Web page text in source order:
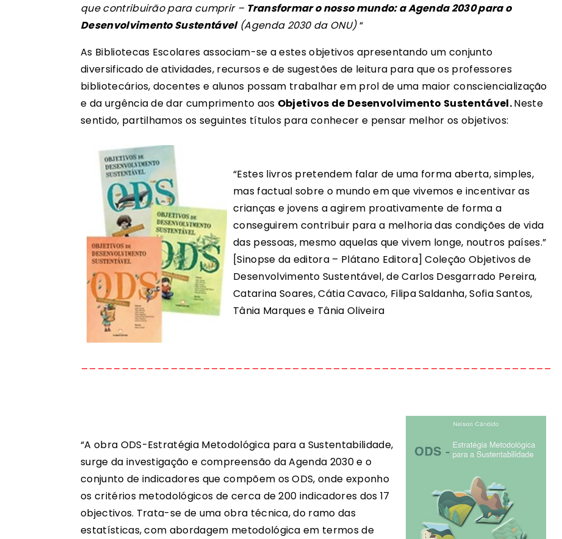
que contribuirão para cumprir – Transformar o nosso mundo: a Agenda 2030 para o
Desenvolvimento Sustentável(Agenda 2030 da ONU)“
As Bibliotecas Escolares associam-se a estes objetivos apresentando um conjunto
diversificado de atividades, recursos e de sugestões de leitura para que os professores
bibliotecários, docentes e alunos possam trabalhar em prol de uma maior consciencialização
e da urgência de dar cumprimento aos Objetivos de Desenvolvimento Sustentável.Neste
sentido, partilhamos os seguintes títulos para conhecer e pensar melhor os objetivos:
“Estes livros pretendem falar de uma forma aberta, simples,
mas factual sobre o mundo em que vivemos e incentivar as
crianças e jovens a agirem proativamente de forma a
conseguirem contribuir para a melhoria das condições de vida
das pessoas, mesmo aquelas que vivem longe, noutros países.”
[Sinopse da editora – Plátano Editora] Coleção Objetivos de
Desenvolvimento Sustentável, de Carlos Desgarrado Pereira,
Catarina Soares, Cátia Cavaco, Filipa Saldanha, Sofia Santos,
Tânia Marques e Tânia Oliveira
“A obra ODS-Estratégia Metodológica para a Sustentabilidade,
surge da in­vestigação e compreensão da Agenda 2030 e o
conjunto de indicadores que compõem os ODS, onde exponho
os critérios metodológicos de cerca de 200 indicadores dos 17
objectivos. Trata-se de uma obra técnica, do ramo das
estatísticas, com abordagem metodológica em termos de